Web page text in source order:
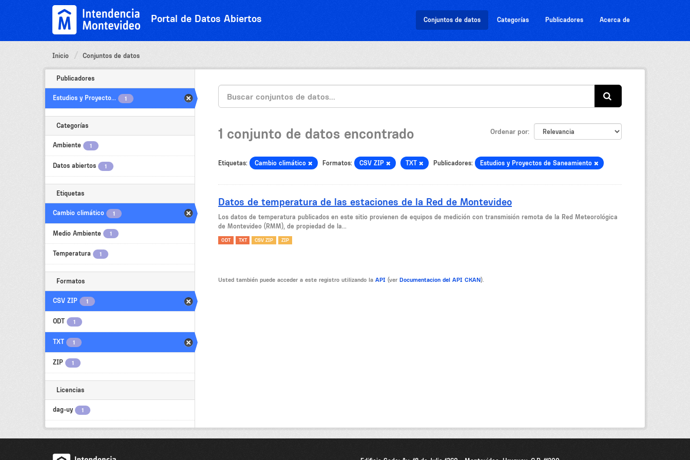
Portal de Datos Abiertos Conjuntos de datos Categorías Publicadores Acerca de
Inicio Conjuntos de datos
Publicadores
Estudios y Proyecto... 1
Categorías
Ambiente 1
Datos abiertos 1
Etiquetas
Cambio climático 1
Medio Ambiente 1
Temperatura 1
Formatos
CSV ZIP 1
ODT 1
TXT 1
ZIP 1
Licencias
dag-uy 1
Ordenar por
1 conjunto de datos encontrado
Etiquetas: Cambio climático Formatos: CSV ZIP TXT Publicadores: Estudios y Proyectos de Saneamiento
Datos de temperatura de las estaciones de la Red de Montevideo
Los datos de temperatura publicados en este sitio provienen de equipos de medición con transmisión remota de la Red Meteorológica
de Montevideo (RMM), de propiedad de la...
ODT TXT CSV ZIP ZIP
Usted también puede acceder a este registro utilizando la API (ver Documentacion del API CKAN).